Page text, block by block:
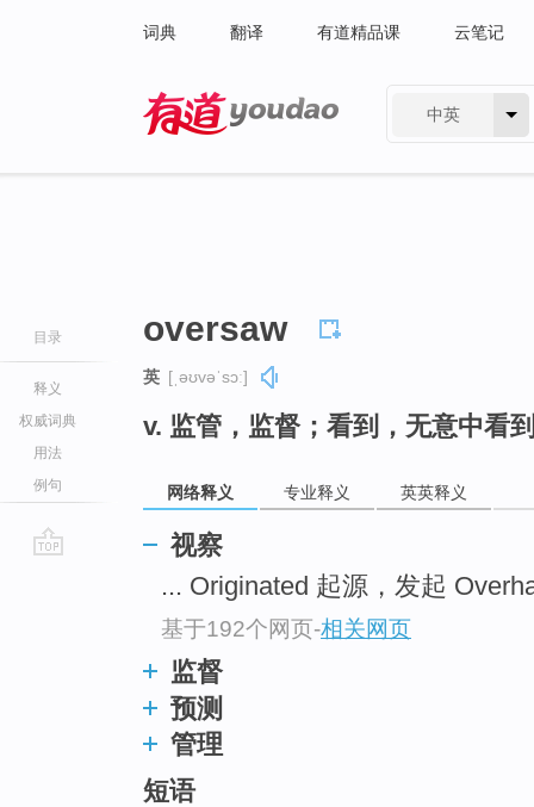
词典 翻译 有道精品课 云笔记
中英
目录
释义
权威词典
用法
例句
oversaw
英 [ˌəʊvəˈsɔː]
v. 监管，监督；看到，无意中看
网络释义 专业释义 英英释义
视察
... Originated 起源，发起
基于192个网页-相关网页
监督
预测
管理
短语